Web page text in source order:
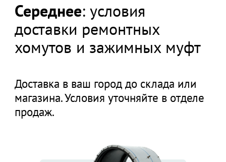
Середнее: условия
доставки ремонтных
хомутов и зажимных муфт
Доставка в ваш город до склада или
магазина. Условия уточняйте в отделе
продаж.